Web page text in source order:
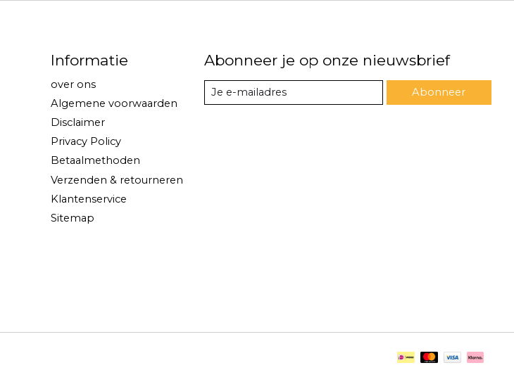
Informatie
over ons
Algemene voorwaarden
Disclaimer
Privacy Policy
Betaalmethoden
Verzenden & retourneren
Klantenservice
Sitemap
Abonneer je op onze nieuwsbrief
Abonneer